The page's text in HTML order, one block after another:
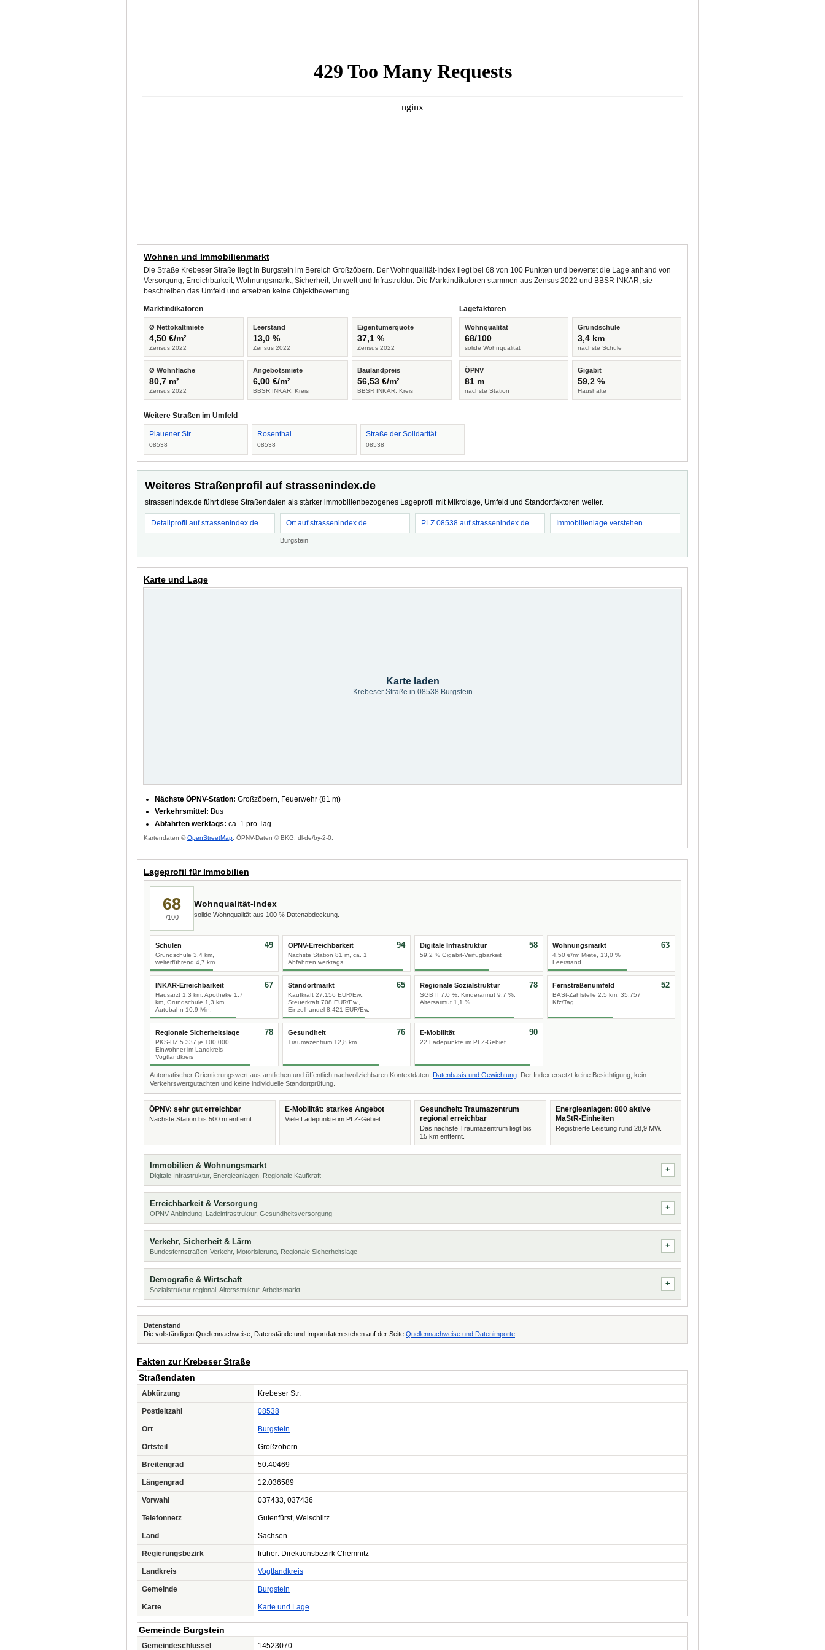
Wohnen und Immobilienmarkt
Die Straße Krebeser Straße liegt in Burgstein im Bereich Großzöbern. Der Wohnqualität-Index liegt bei 68 von 100 Punkten und bewertet die Lage anhand von
Versorgung, Erreichbarkeit, Wohnungsmarkt, Sicherheit, Umwelt und Infrastruktur. Die Marktindikatoren stammen aus Zensus 2022 und BBSR INKAR; sie
beschreiben das Umfeld und ersetzen keine Objektbewertung.
Marktindikatoren
Ø Nettokaltmiete
4,50 €/m²
Zensus 2022
Leerstand
13,0 %
Zensus 2022
Eigentümerquote
37,1 %
Zensus 2022
Ø Wohnfläche
80,7 m²
Zensus 2022
Angebotsmiete
6,00 €/m²
BBSR INKAR, Kreis
Baulandpreis
56,53 €/m²
BBSR INKAR, Kreis
Lagefaktoren
Wohnqualität
68/100
solide Wohnqualität
Grundschule
3,4 km
nächste Schule
ÖPNV
81 m
nächste Station
Gigabit
59,2 %
Haushalte
Weitere Straßen im Umfeld
Plauener Str.
08538
Rosenthal
08538
Straße der Solidarität
08538
Weiteres Straßenprofil auf strassenindex.de
strassenindex.de führt diese Straßendaten als stärker immobilienbezogenes Lageprofil mit Mikrolage, Umfeld und Standortfaktoren weiter.
Detailprofil auf strassenindex.de Ort auf strassenindex.de
Burgstein
PLZ 08538 auf strassenindex.de Immobilienlage verstehen
Karte und Lage
Karte laden
Krebeser Straße in 08538 Burgstein
Nächste ÖPNV-Station: Großzöbern, Feuerwehr (81 m)
Verkehrsmittel: Bus
Abfahrten werktags: ca. 1 pro Tag
Kartendaten ©OpenStreetMap , ÖPNV-Daten © BKG, dl-de/by-2-0.
Lageprofil für Immobilien
68
/100
Wohnqualität-Index
solide Wohnqualität aus 100 % Datenabdeckung.
Schulen
Grundschule 3,4 km,
weiterführend 4,7 km
49 ÖPNV-Erreichbarkeit
Nächste Station 81 m, ca. 1
Abfahrten werktags
94 Digitale Infrastruktur
59,2 % Gigabit-Verfügbarkeit
58 Wohnungsmarkt
4,50 €/m² Miete, 13,0 %
Leerstand
63
INKAR-Erreichbarkeit
Hausarzt 1,3 km, Apotheke 1,7
km, Grundschule 1,3 km,
Autobahn 10,9 Min.
67 Standortmarkt
Kaufkraft 27.156 EUR/Ew.,
Steuerkraft 708 EUR/Ew.,
Einzelhandel 8.421 EUR/Ew.
65 Regionale Sozialstruktur
SGB II 7,0 %, Kinderarmut 9,7 %,
Altersarmut 1,1 %
78 Fernstraßenumfeld
BASt-Zählstelle 2,5 km, 35.757
Kfz/Tag
52
Regionale Sicherheitslage
PKS-HZ 5.337 je 100.000
Einwohner im Landkreis
Vogtlandkreis
78 Gesundheit
Traumazentrum 12,8 km
76 E-Mobilität
22 Ladepunkte im PLZ-Gebiet
90
Automatischer Orientierungswert aus amtlichen und öffentlich nachvollziehbaren Kontextdaten. Datenbasis und Gewichtung . Der Index ersetzt keine Besichtigung, kein
Verkehrswertgutachten und keine individuelle Standortprüfung.
ÖPNV: sehr gut erreichbar
Nächste Station bis 500 m entfernt.
E-Mobilität: starkes Angebot
Viele Ladepunkte im PLZ-Gebiet.
Gesundheit: Traumazentrum
regional erreichbar
Das nächste Traumazentrum liegt bis
15 km entfernt.
Energieanlagen: 800 aktive
MaStR-Einheiten
Registrierte Leistung rund 28,9 MW.
Immobilien & Wohnungsmarkt
Digitale Infrastruktur, Energieanlagen, Regionale Kaufkraft
Erreichbarkeit & Versorgung
ÖPNV-Anbindung, Ladeinfrastruktur, Gesundheitsversorgung
Verkehr, Sicherheit & Lärm
Bundesfernstraßen-Verkehr, Motorisierung, Regionale Sicherheitslage
Demografie & Wirtschaft
Sozialstruktur regional, Altersstruktur, Arbeitsmarkt
Datenstand
Die vollständigen Quellennachweise, Datenstände und Importdaten stehen auf der Seite Quellennachweise und Datenimporte
Fakten zur Krebeser Straße
Straßendaten
Abkürzung Krebeser Str.
Postleitzahl 08538
Ort Burgstein
Ortsteil Großzöbern
Breitengrad 50.40469
Längengrad 12.036589
Vorwahl 037433, 037436
Telefonnetz Gutenfürst, Weischlitz
Land Sachsen
Regierungsbezirk früher: Direktionsbezirk Chemnitz
Landkreis Vogtlandkreis
Gemeinde Burgstein
Karte Karte und Lage
Gemeinde Burgstein
Gemeindeschlüssel 14523070